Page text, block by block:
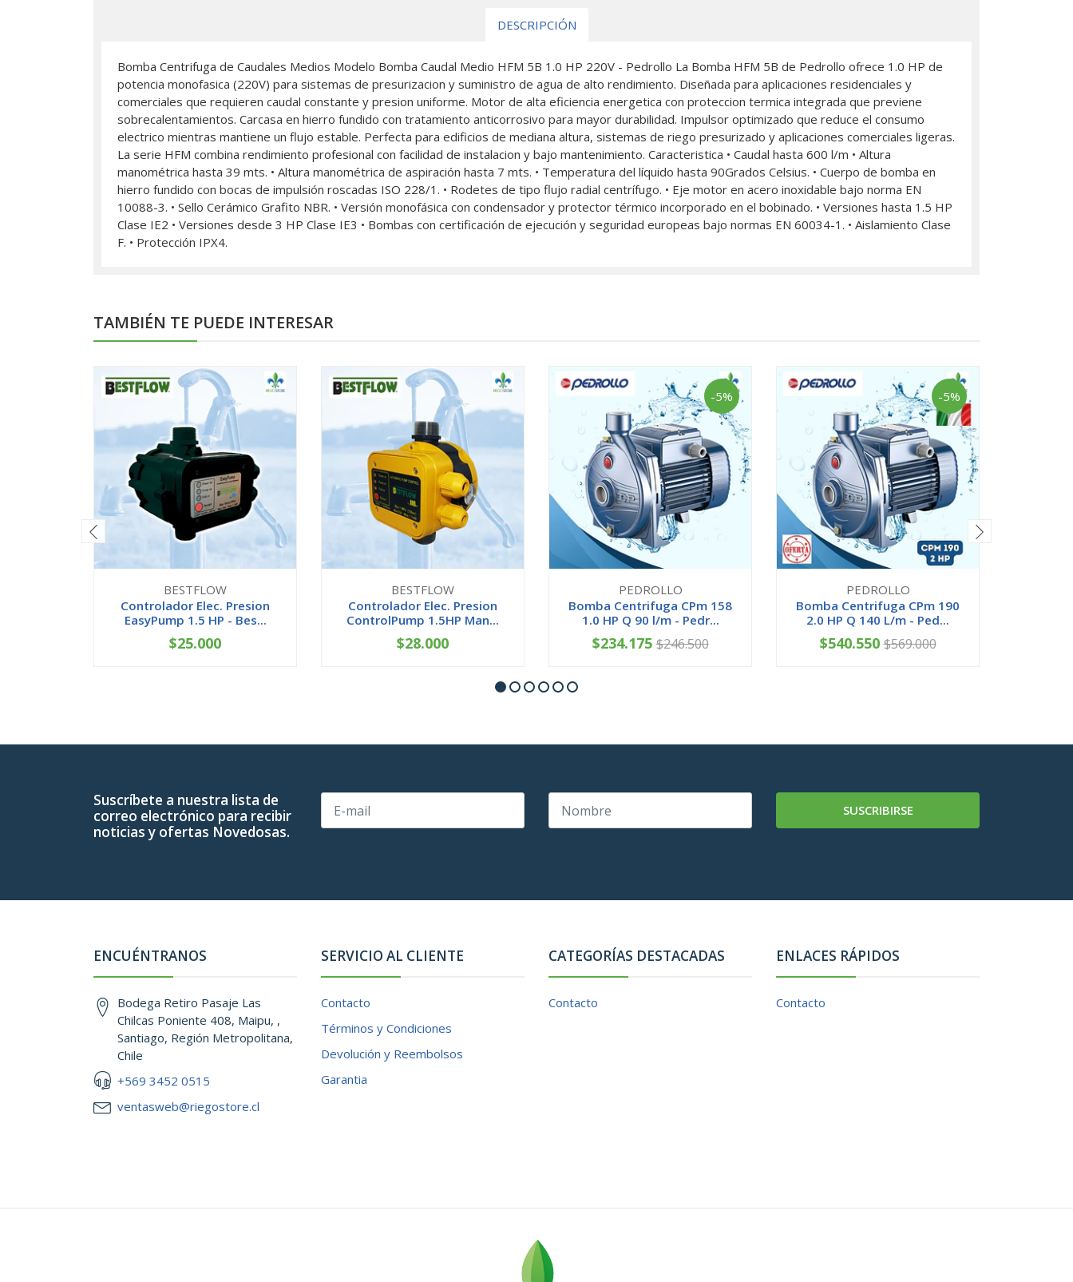
DESCRIPCIÓN
Bomba Centrifuga de Caudales Medios Modelo Bomba Caudal Medio HFM 5B 1.0 HP 220V - Pedrollo La Bomba HFM 5B de Pedrollo ofrece 1.0 HP de
potencia monofasica (220V) para sistemas de presurizacion y suministro de agua de alto rendimiento. Diseñada para aplicaciones residenciales y
comerciales que requieren caudal constante y presion uniforme. Motor de alta eficiencia energetica con proteccion termica integrada que previene
sobrecalentamientos. Carcasa en hierro fundido con tratamiento anticorrosivo para mayor durabilidad. Impulsor optimizado que reduce el consumo
electrico mientras mantiene un flujo estable. Perfecta para edificios de mediana altura, sistemas de riego presurizado y aplicaciones comerciales ligeras.
La serie HFM combina rendimiento profesional con facilidad de instalacion y bajo mantenimiento. Caracteristica • Caudal hasta 600 l/m • Altura
manométrica hasta 39 mts. • Altura manométrica de aspiración hasta 7 mts. • Temperatura del líquido hasta 90Grados Celsius. • Cuerpo de bomba en
hierro fundido con bocas de impulsión roscadas ISO 228/1. • Rodetes de tipo flujo radial centrífugo. • Eje motor en acero inoxidable bajo norma EN
10088-3. • Sello Cerámico Grafito NBR. • Versión monofásica con condensador y protector térmico incorporado en el bobinado. • Versiones hasta 1.5 HP
Clase IE2 • Versiones desde 3 HP Clase IE3 • Bombas con certificación de ejecución y seguridad europeas bajo normas EN 60034-1. • Aislamiento Clase
F. • Protección IPX4.
TAMBIÉN TE PUEDE INTERESAR
BESTFLOW
Controlador Elec. Presion
EasyPump 1.5 HP - Bes...
+
$25.000
BESTFLOW
Controlador Elec. Presion
ControlPump 1.5HP Man...
+
$28.000
-5%
PEDROLLO
Bomba Centrifuga CPm 158
1.0 HP Q 90 l/m - Pedr...
+
$234.175 $246.500
-5%
PEDROLLO
Bomba Centrifuga CPm 190
2.0 HP Q 140 L/m - Ped...
+
$540.550 $569.000
Suscríbete a nuestra lista de
correo electrónico para recibir
noticias y ofertas Novedosas.
SUSCRIBIRSE
ENCUÉNTRANOS
Bodega Retiro Pasaje Las
Chilcas Poniente 408, Maipu, ,
Santiago, Región Metropolitana,
Chile
+569 3452 0515
ventasweb@riegostore.cl
SERVICIO AL CLIENTE
Contacto
Términos y Condiciones
Devolución y Reembolsos
Garantia
CATEGORÍAS DESTACADAS
Contacto
ENLACES RÁPIDOS
Contacto